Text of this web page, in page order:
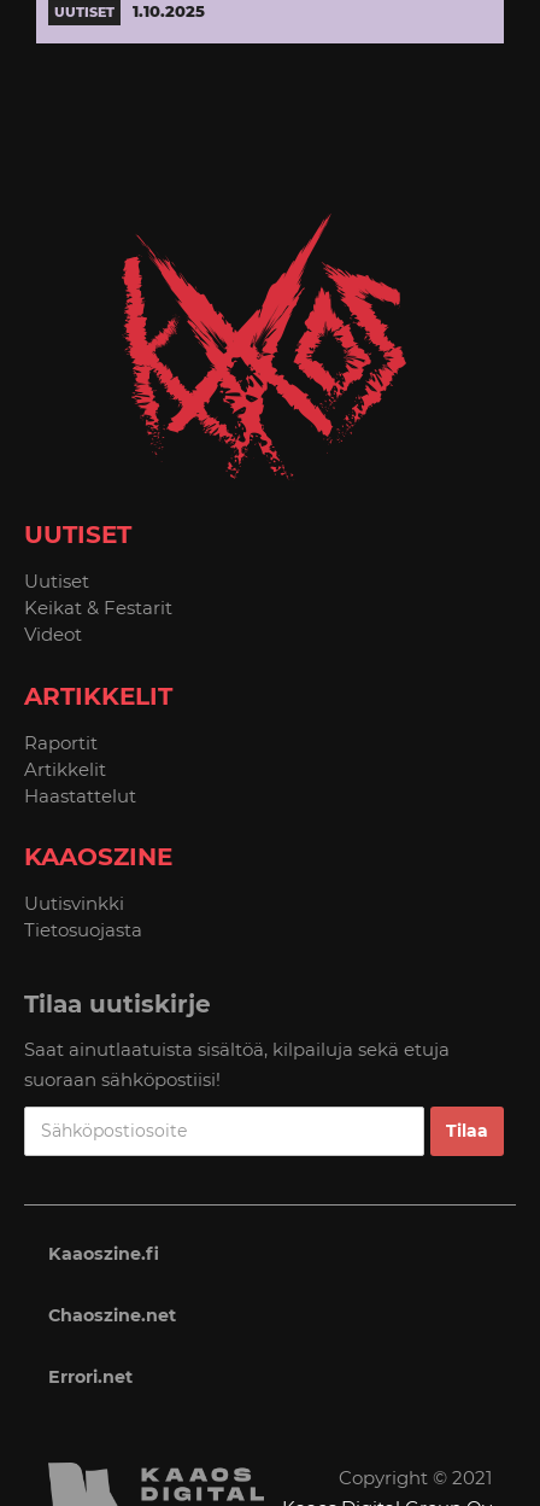
UUTISET 1.10.2025
UUTISET
Uutiset
Keikat & Festarit
Videot
ARTIKKELIT
Raportit
Artikkelit
Haastattelut
KAAOSZINE
Uutisvinkki
Tietosuojasta
Tilaa uutiskirje
Saat ainutlaatuista sisältöä, kilpailuja sekä etuja
suoraan sähköpostiisi!
Kaaoszine.fi
Chaoszine.net
Errori.net
Copyright © 2021